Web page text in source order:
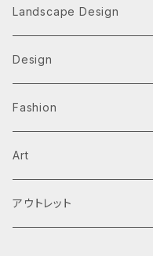
Architecture Monographs
Alvar Aalto
Arne Jacobsen
History & Reference
Av Monographs
C3 magazine
El Croquis
Landscape Design
Design
Graphic
Logo
Typography
Products
家具
Fashion
Art
アウトレット